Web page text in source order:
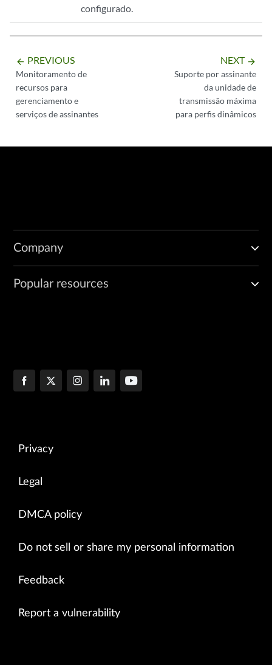
configurado.
arrow_backward PREVIOUS
Monitoramento de
recursos para
gerenciamento e
serviços de assinantes
NEXT arrow_forward
Suporte por assinante
da unidade de
transmissão máxima
para perfis dinâmicos
Company
Popular resources
Privacy
Legal
DMCA policy
Do not sell or share my personal information
Feedback
Report a vulnerability